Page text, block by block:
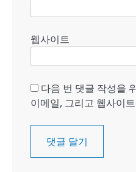
웹사이트
다음 번 댓글 작성을
이메일, 그리고 웹사이